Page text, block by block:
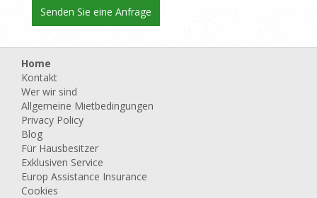
Home
Kontakt
Wer wir sind
Allgemeine Mietbedingungen
Privacy Policy
Blog
Für Hausbesitzer
Exklusiven Service
Europ Assistance Insurance
Cookies